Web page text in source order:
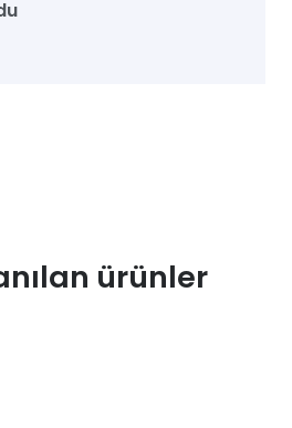
ürünler